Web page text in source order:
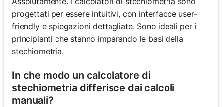
progettati per essere intuitivi, con interfacce user-
friendly e spiegazioni dettagliate. Sono ideali per i
principianti che stanno imparando le basi della
stechiometria.
In che modo un calcolatore di
stechiometria differisce dai calcoli
manuali?